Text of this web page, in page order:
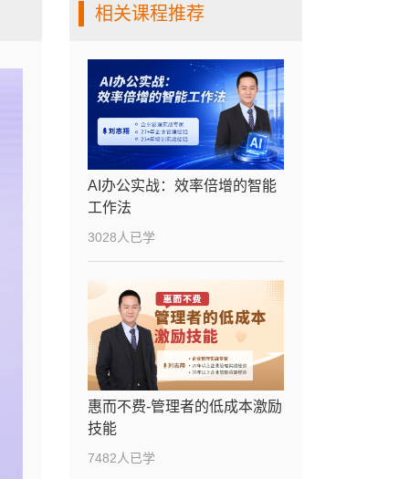
第9讲 绩效面谈反馈
25分07秒
相关课程推荐
AI办公实战：效率倍增的智能
工作法
3028人已学
惠而不费-管理者的低成本激励
技能
7482人已学